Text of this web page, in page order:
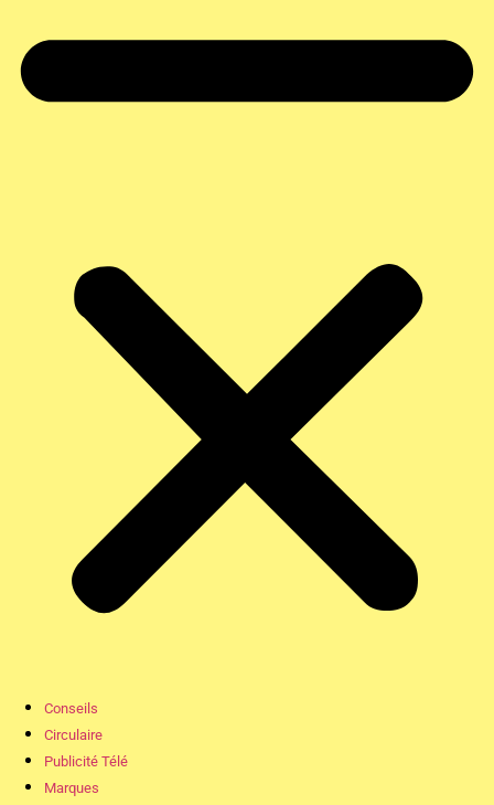
Conseils
Circulaire
Publicité Télé
Marques